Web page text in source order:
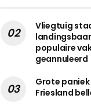
Vliegtuig
populaire
geannuleerd
Grote paniek
Friesland